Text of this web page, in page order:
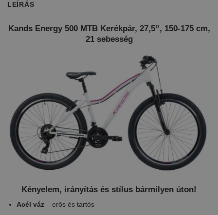
LEÍRÁS
Kands Energy 500 MTB Kerékpár, 27,5”, 150-175 cm,
21 sebesség
Kényelem, irányítás és stílus bármilyen úton!
Acél váz – erős és tartós